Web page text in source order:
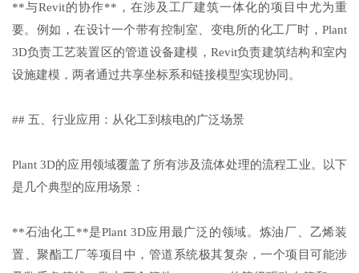
**与Revit的协作**，在涉及工厂建筑一体化的项目中尤为重
要。例如，在设计一个带有控制室、变电所的化工厂时，Plant
3D负责工艺装置区的管道设备建模，Revit负责建筑结构和室内
设施建模，两者通过共享坐标系和链接模型实现协同。
## 五、行业应用：从化工到核电的广泛场景
Plant 3D的应用领域覆盖了所有涉及流体处理的流程工业。以下
是几个典型的应用场景：
**石油化工**是Plant 3D应用最广泛的领域。炼油厂、乙烯装
置、聚酯工厂等项目中，管道系统极其复杂，一个项目可能涉